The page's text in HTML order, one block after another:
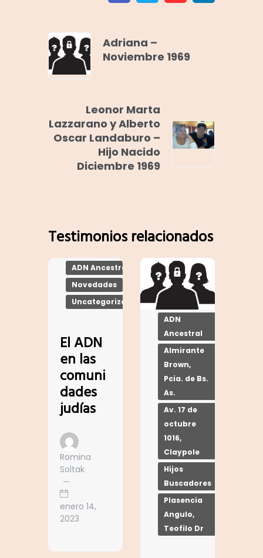
Adriana –
Noviembre 1969
Leonor Marta
Lazzarano y Alberto
Oscar Landaburo –
Hijo Nacido
Diciembre 1969
Testimonios relacionados
ADN Ancestral
Novedades
Uncategorized
El ADN
en las
comuni
dades
judías
Romina
Soltak
enero 14,
2023
ADN
Ancestral
Almirante
Brown,
Pcia. de Bs.
As.
Av. 17 de
octubre
1016,
Claypole
Hijos
Buscadores
Plasencia
Angulo,
Teofilo Dr